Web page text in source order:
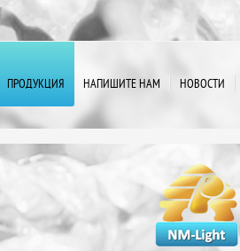
ПРОДУКЦИЯ НАПИШИТЕ НАМ НОВОСТИ